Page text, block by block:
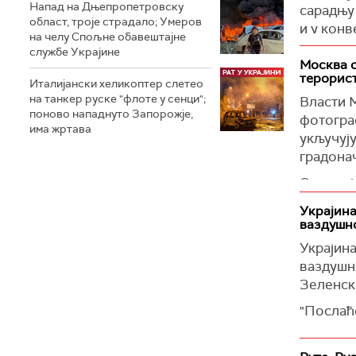
Напад на Дњепропетровску
област, троје страдалo; Умеров
на челу Спољне обавештајне
службе Украјине
Италијански хеликоптер слетео
на танкер руске "флоте у сенци";
поново нападнуто Запорожје,
има жртава
сила, а
који се
Кини.
"Па
Москви,
борбу
је
и у
Руте је
али
Он је
вези са
"Видимо
Москва
Власти
Одлуку
Како се
и владе